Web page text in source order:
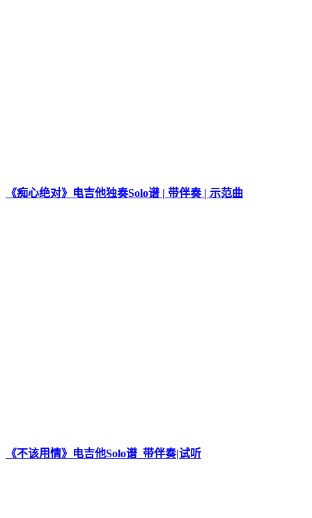
《痴心绝对》电吉他独奏Solo谱 | 带伴奏 | 示范曲
《不该用情》电吉他Solo谱_带伴奏|试听